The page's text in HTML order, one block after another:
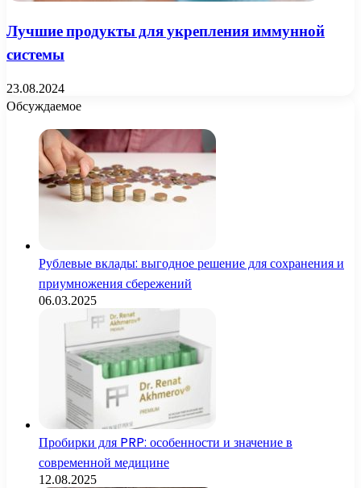
Лучшие продукты для укрепления иммунной
системы
23.08.2024
Обсуждаемое
Рублевые вклады: выгодное решение для сохранения и
приумножения сбережений
06.03.2025
Пробирки для PRP: особенности и значение в
современной медицине
12.08.2025